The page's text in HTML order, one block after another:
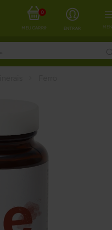
ENTRAR
MEU CARRINHO
0